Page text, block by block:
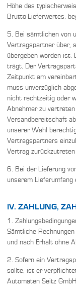
Höhe des
Brutto-Lieferwertes,
5. Bei sämtlichen von
Vertragspartner über,
übergeben worden ist.
trägt. Der
Zeitpunkt am
muss unverzüglich
nicht rechtzeitig oder
Abnehmer zu
Versandbereitschaft
unserer Wahl
Vertragspartners
Vertrag
6. Bei der Lieferung
unserem Lieferumfang
IV. ZAHLUNG,
1.
Sämtliche
und nach Erhalt ohne
2. Sofern ein
sollte, ist er
Automaten Seitz